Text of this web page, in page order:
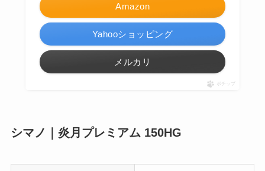
Amazon
Yahooショッピング
メルカリ
ポチップ
シマノ｜炎月プレミアム 150HG